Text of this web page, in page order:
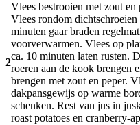
2
Vlees bestrooien met zout
Vlees rondom
minuten gaar braden
voorverwarmen. Vlees op
ca. 10 minuten laten rusten.
roeren aan de kook brengen
brengen met zout en peper.
dakpansgewijs op warme
schenken. Rest van jus in
roast potatoes en cranberry-